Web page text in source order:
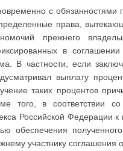
с обязанностями
права,
прежнего
в
В частности, если
выплату
таких процентов
того, в соответствии
Российской Федерации
обеспечения
участнику соглашения